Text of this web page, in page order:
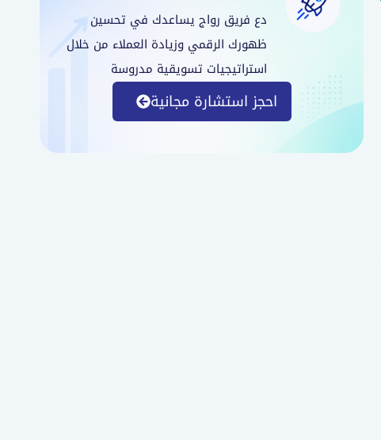
دع فريق رواج يساعدك في تحسين
ظهورك الرقمي وزيادة العملاء من خلال
استراتيجيات تسويقية مدروسة
احجز استشارة مجانية